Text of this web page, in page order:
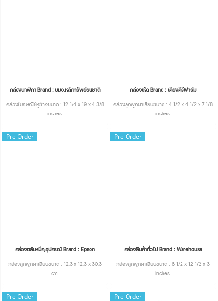
กล่องนาฬิกา Brand : บมจ.หลักทรัพย์ธนชาติ
กล่องไปรษณีย์หูช้างขนาด : 12 1/4 x 19 x 4 3/8
inches.
กล่องเห็ด Brand : เคียงคีรีฟาร์ม
กล่องลูกฟูกฝาเสียบขนาด : 4 1/2 x 4 1/2 x 7 1/8
inches.
Pre-Order
กล่องตลับหมึก,อุปกรณ์ Brand : Epson
กล่องลูกฟูกฝาเสียบขนาด : 12.3 x 12.3 x 30.3
cm.
Pre-Order
กล่องสินค้าทั่วไป Brand : Warehouse
กล่องลูกฟูกฝาเสียบขนาด : 8 1/2 x 12 1/2 x 3
inches.
Pre-Order Pre-Order